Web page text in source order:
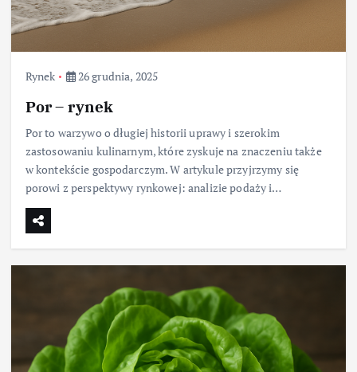
Rynek 26 grudnia, 2025
Por – rynek
Por to warzywo o długiej historii uprawy i szerokim
zastosowaniu kulinarnym, które zyskuje na znaczeniu także
w kontekście gospodarczym. W artykule przyjrzymy się
porowi z perspektywy rynkowej: analizie podaży i…